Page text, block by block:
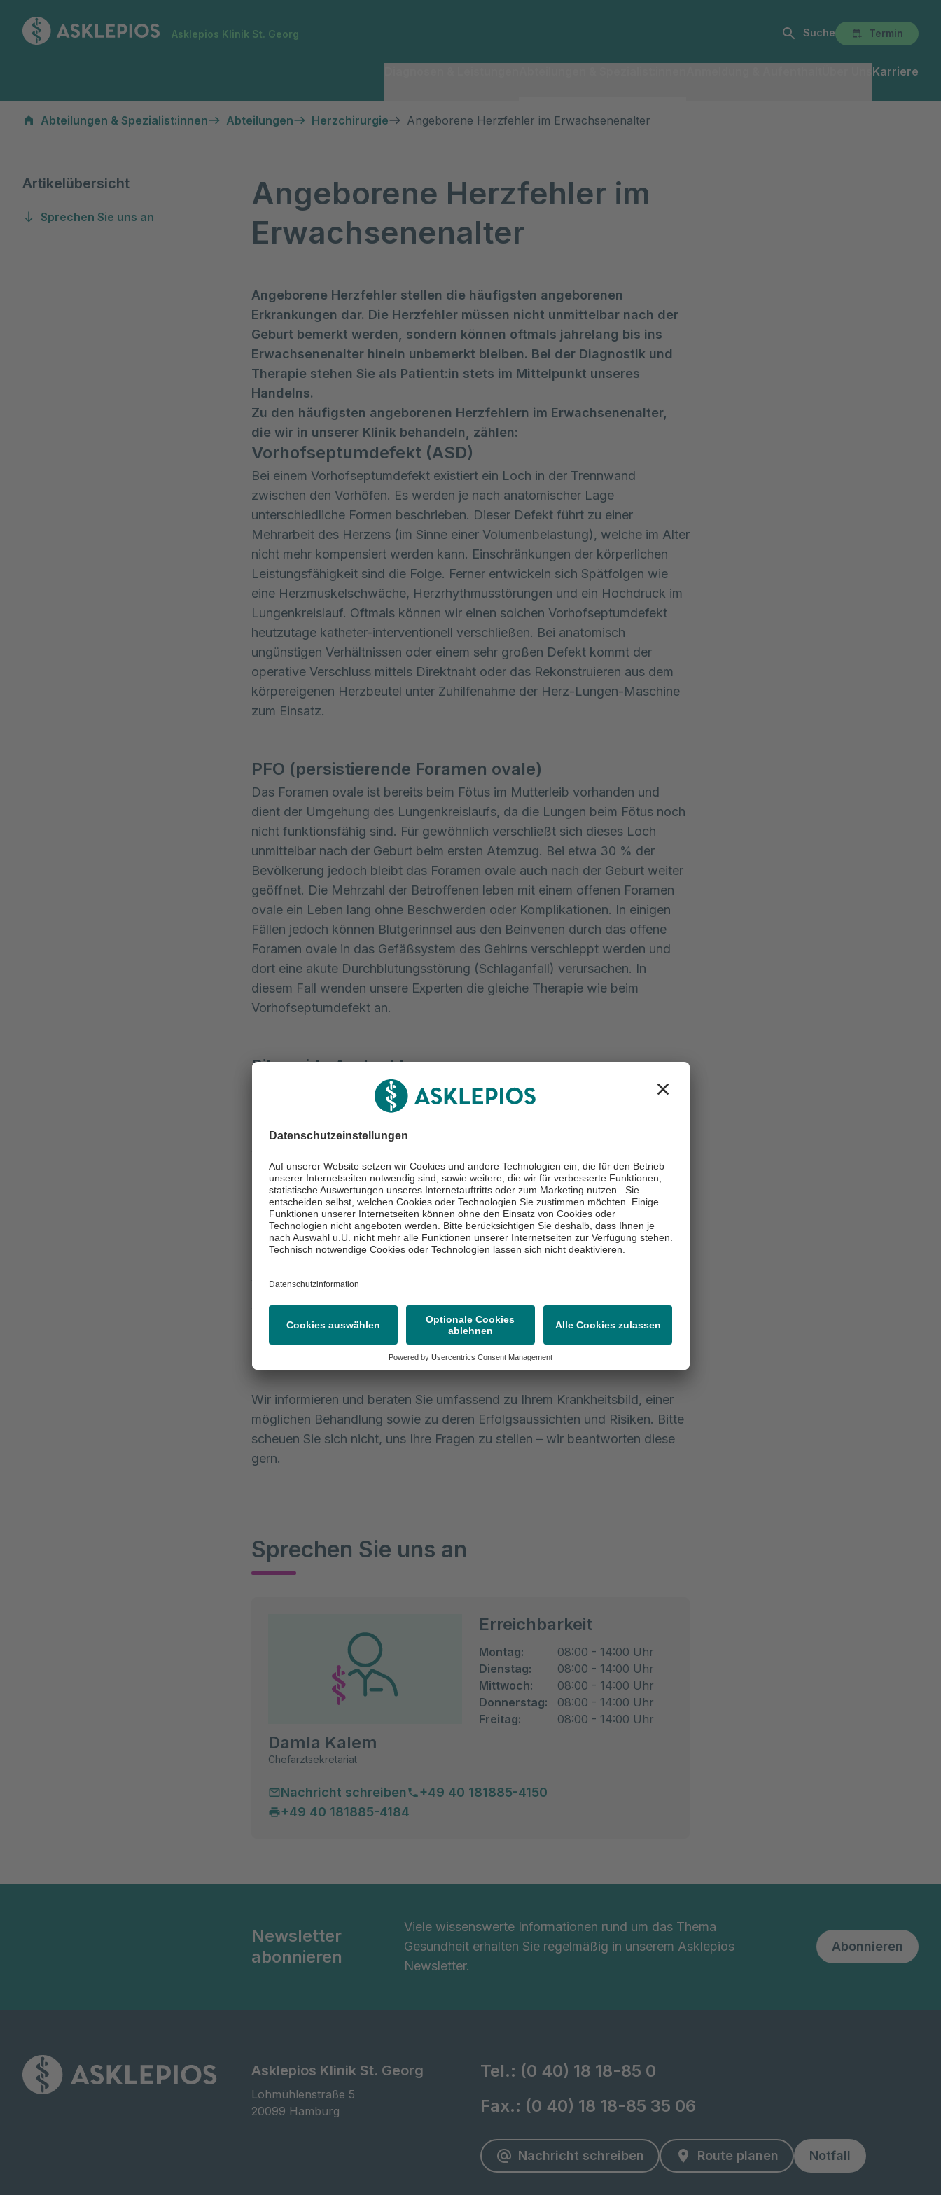
Asklepios Klinik St. Georg Suche Termin
Karriere
Abteilungen & Spezialist:innen
Abteilungen Herzchirurgie Angeborene Herzfehler im Erwachsenenalter
Angeborene Herzfehler im
Erwachsenenalter
Artikelübersicht
Sprechen Sie uns an
Angeborene Herzfehler stellen die häufigsten angeborenen
Erkrankungen dar. Die Herzfehler müssen nicht unmittelbar nach der
Geburt bemerkt werden, sondern können oftmals jahrelang bis ins
Erwachsenenalter hinein unbemerkt bleiben. Bei der Diagnostik und
Therapie stehen Sie als Patient:in stets im Mittelpunkt unseres
Handelns.
Zu den häufigsten angeborenen Herzfehlern im Erwachsenenalter,
die wir in unserer Klinik behandeln, zählen:
Vorhofseptumdefekt (ASD)
Bei einem Vorhofseptumdefekt existiert ein Loch in der Trennwand
zwischen den Vorhöfen. Es werden je nach anatomischer Lage
unterschiedliche Formen beschrieben. Dieser Defekt führt zu einer
Mehrarbeit des Herzens (im Sinne einer Volumenbelastung), welche im Alter
nicht mehr kompensiert werden kann. Einschränkungen der körperlichen
Leistungsfähigkeit sind die Folge. Ferner entwickeln sich Spätfolgen wie
eine Herzmuskelschwäche, Herzrhythmusstörungen und ein Hochdruck im
Lungenkreislauf. Oftmals können wir einen solchen Vorhofseptumdefekt
heutzutage katheter-interventionell verschließen. Bei anatomisch
ungünstigen Verhältnissen oder einem sehr großen Defekt kommt der
operative Verschluss mittels Direktnaht oder das Rekonstruieren aus dem
körpereigenen Herzbeutel unter Zuhilfenahme der Herz-Lungen-Maschine
zum Einsatz.
PFO (persistierende Foramen ovale)
Das Foramen ovale ist bereits beim Fötus im Mutterleib vorhanden und
dient der Umgehung des Lungenkreislaufs, da die Lungen beim Fötus noch
nicht funktionsfähig sind. Für gewöhnlich verschließt sich dieses Loch
unmittelbar nach der Geburt beim ersten Atemzug. Bei etwa 30 % der
Bevölkerung jedoch bleibt das Foramen ovale auch nach der Geburt weiter
geöffnet. Die Mehrzahl der Betroffenen leben mit einem offenen Foramen
ovale ein Leben lang ohne Beschwerden oder Komplikationen. In einigen
Fällen jedoch können Blutgerinnsel aus den Beinvenen durch das offene
Foramen ovale in das Gefäßsystem des Gehirns verschleppt werden und
dort eine akute Durchblutungsstörung (Schlaganfall) verursachen. In
diesem Fall wenden unsere Experten die gleiche Therapie wie beim
Vorhofseptumdefekt an.
Bikuspide Aortenklappe
Hierbei handelt es sich um eine angeborene Fehlanlage der Aortenklappe
(eine der 4 Herzklappen). Die Aortenklappe weist hier lediglich 2
Klappentaschen auf, normalerweise sind es 3 Klappentaschen (trikuspide
Veränderung betroffen. Sehr häufig geht diese angeborene
Klappenveränderung mit anderen Erkrankungen einher. Bei etwa einem
Fünftel der Betroffenen entwickelt sich eine operationsbedürftige
Fehlfunktion der Aortenklappe (hochgradige Aortenklappenverengung).
Zudem weisen einige Betroffene dieser Klappenfehlanlage eine Erweiterung
Veränderung zu einer erhöhten Anfälligkeit für Entzündungen der
Aortenklappe, der sogenannten Endokarditis. Bei den genannten
Fehlfunktionen der bikuspiden Aortenklappe führen wir in der Regel einen
chirurgischen Aortenklappenersatz durch.
Wir informieren und beraten Sie umfassend zu Ihrem Krankheitsbild, einer
möglichen Behandlung sowie zu deren Erfolgsaussichten und Risiken. Bitte
scheuen Sie sich nicht, uns Ihre Fragen zu stellen – wir beantworten diese
gern.
Sprechen Sie uns an
Damla Kalem
Chefarztsekretariat
Nachricht schreiben
+49 40 181885-4150
+49 40 181885-4184
Erreichbarkeit
Montag:
08:00 - 14:00 Uhr
Dienstag:
08:00 - 14:00 Uhr
Mittwoch:
08:00 - 14:00 Uhr
Donnerstag:
08:00 - 14:00 Uhr
Freitag:
08:00 - 14:00 Uhr
Newsletter
abonnieren
Viele wissenswerte Informationen rund um das Thema
Gesundheit erhalten Sie regelmäßig in unserem Asklepios
Newsletter.
Abonnieren
Asklepios Klinik St. Georg
Lohmühlenstraße 5
20099 Hamburg
Tel.: (0 40) 18 18-85 0
Fax.: (0 40) 18 18-85 35 06
Nachricht schreiben Route planen Notfall